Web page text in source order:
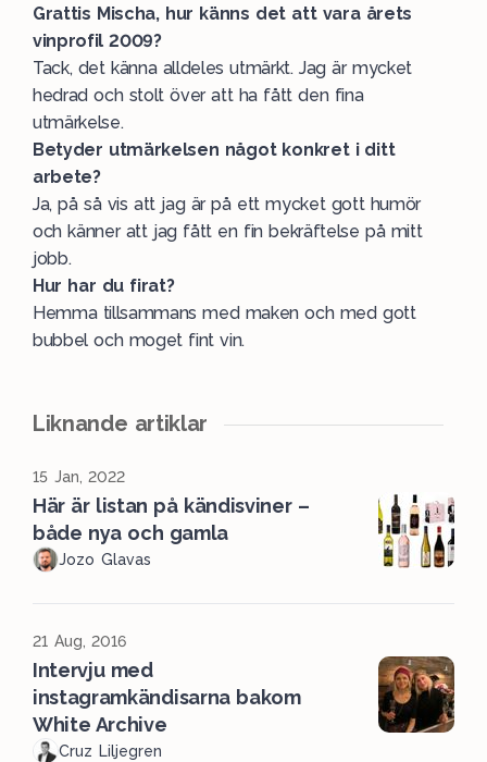
Grattis Mischa, hur känns det att vara årets
vinprofil 2009?
Tack, det känna alldeles utmärkt. Jag är mycket
hedrad och stolt över att ha fått den fina
utmärkelse.
Betyder utmärkelsen något konkret i ditt
arbete?
Ja, på så vis att jag är på ett mycket gott humör
och känner att jag fått en fin bekräftelse på mitt
jobb.
Hur har du firat?
Hemma tillsammans med maken och med gott
bubbel och moget fint vin.
Liknande artiklar
15 Jan, 2022
Här är listan på kändisviner –
både nya och gamla
Jozo Glavas
21 Aug, 2016
Intervju med
instagramkändisarna bakom
White Archive
Cruz Liljegren